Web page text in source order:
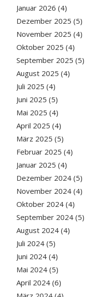
Januar 2026 (4)
Dezember 2025 (5)
November 2025 (4)
Oktober 2025 (4)
September 2025 (5)
August 2025 (4)
Juli 2025 (4)
Juni 2025 (5)
Mai 2025 (4)
April 2025 (4)
März 2025 (5)
Februar 2025 (4)
Januar 2025 (4)
Dezember 2024(5)
November 2024(4)
Oktober 2024(4)
September 2024(5)
August 2024(4)
Juli 2024(5)
Juni 2024(4)
Mai 2024(5)
April 2024(6)